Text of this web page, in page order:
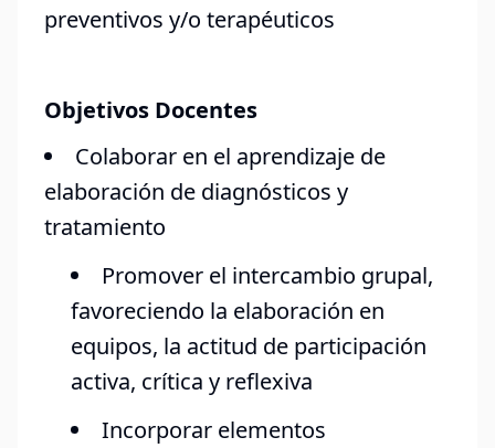
preventivos y/o terapéuticos
Objetivos Docentes
Colaborar en el aprendizaje de
elaboración de diagnósticos y
tratamiento
Promover el intercambio grupal,
favoreciendo la elaboración en
equipos, la actitud de participación
activa, crítica y reflexiva
Incorporar elementos